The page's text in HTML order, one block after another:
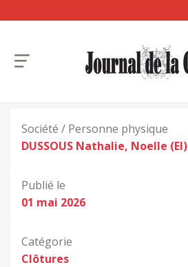
Société / Personne physique
DUSSOUS Nathalie, Noelle (EI)
Publié le
01 mai 2026
Catégorie
Clôtures